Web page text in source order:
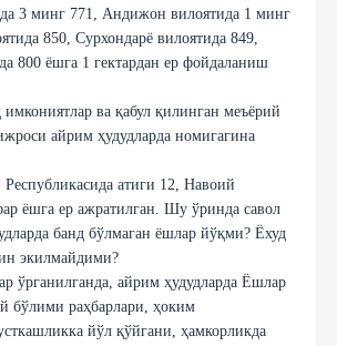
3 минг 771, Андижон вилоятида 1 минг
850, Сурхондарё вилоятида 849,
800 ёшга 1 гектардан ер фойдаланиш
ва қабул қилинган меъёрий
айрим ҳудудларда номигагина
Республикасида атиги 12, Навоий
ёшга ер ажратилган. Шу ўринда савол
банд бўлмаган ёшлар йўқми? Ёхуд
экилмайдими?
ўрганилганда, айрим ҳудудларда Ёшлар
бўлими раҳбарлари, ҳоким
йўл қўйгани, ҳамкорликда